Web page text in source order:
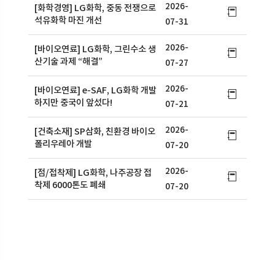
[화학경영] LG화학, 중동 전쟁으로
석유화학 마진 개선
2026-
07-31
[바이오연료] LG화학, 그린수소 생
산기술 과제 “해결”
2026-
07-27
[바이오연료] e-SAF, LG화학 개발
하지만 중국이 앞섰다!
2026-
07-21
[건축소재] SP삼화, 친환경 바이오
폴리우레아 개발
2026-
07-20
[점/접착제] LG화학, 나주공장 접
착제 6000톤도 폐쇄
2026-
07-20